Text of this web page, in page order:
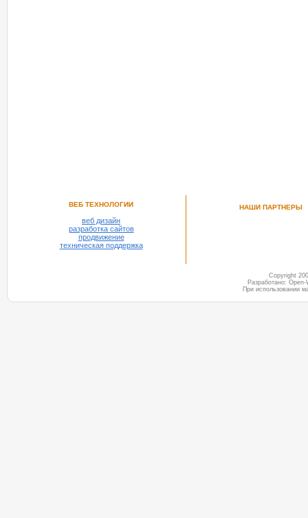
ВЕБ ТЕХНОЛОГИИ
веб дизайн
разработка сайтов
продвижение
техническая поддержка
НАШИ ПАРТНЕРЫ
Copyright
Разработано:
При использовании